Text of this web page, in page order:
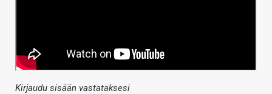
Kirjaudu sisään vastataksesi